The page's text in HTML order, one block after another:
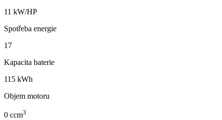
11 kW/HP
Spotřeba energie
17
Kapacita baterie
115 kWh
Objem motoru
0 ccm3